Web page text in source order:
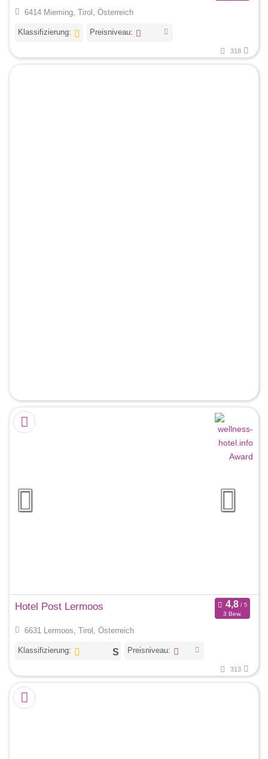
6414 Mieming, Tirol, Österreich
Klassifizierung: Preisniveau:
318
Hotel Post Lermoos
3 Bew.
6631 Lermoos, Tirol, Österreich
Klassifizierung: Preisniveau:
313